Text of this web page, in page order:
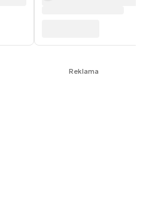
Reklama